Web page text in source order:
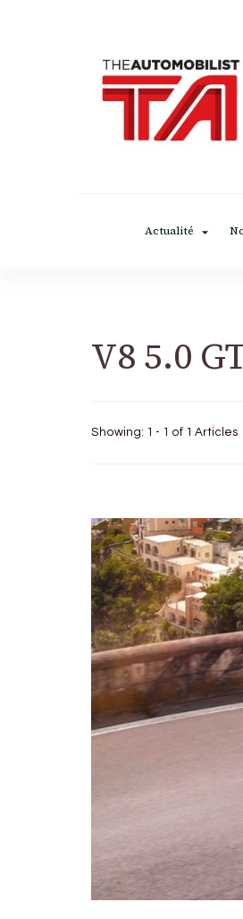
Actualité
V8 5.0
Showing: 1 - 1 of 1 Articles